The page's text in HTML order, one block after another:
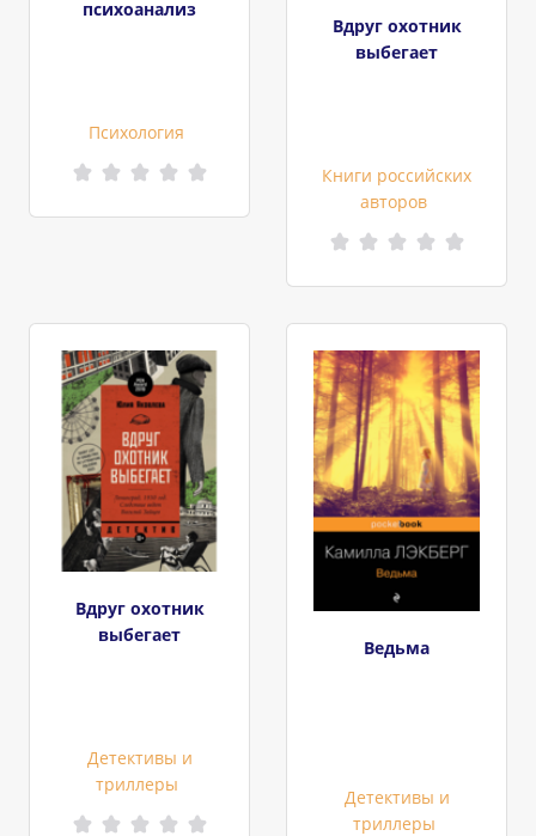
психоанализ
Психология
Вдруг охотник
выбегает
Книги российских
авторов
Вдруг охотник
выбегает
Детективы и
триллеры
Ведьма
Детективы и
триллеры